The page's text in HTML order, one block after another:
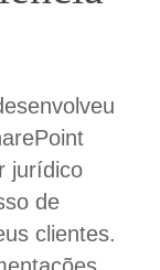
jurídico
de
clientes.